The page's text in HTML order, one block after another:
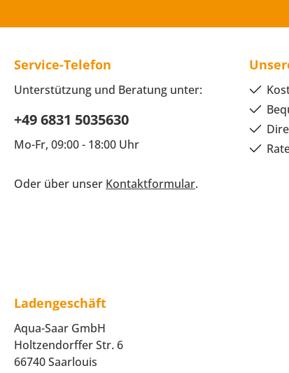
Service-Telefon
Unterstützung und Beratung unter:
+49 6831 5035630
Mo-Fr, 09:00 - 18:00 Uhr
Oder über unser Kontaktformular.
Ladengeschäft
Aqua-Saar GmbH
Holtzendorffer Str. 6
66740 Saarlouis